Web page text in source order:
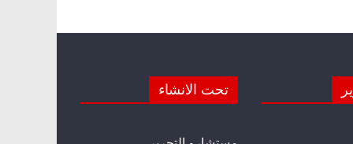
تحت الانشاء